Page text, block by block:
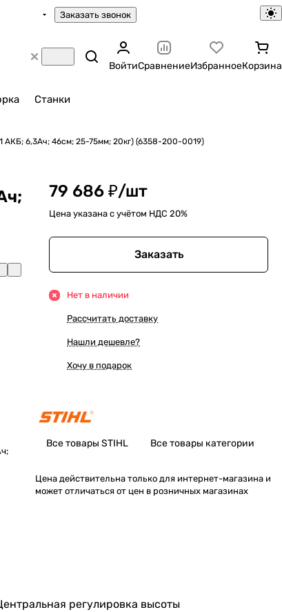
Заказать звонок
ВойтиСравнениеИзбранноеКорзина
Станки
1 АКБ; 6,3Ач; 46cм; 25-75мм; 20кг) (6358-200-0019)
79 686 ₽/шт
Цена указана с учётом НДС 20%
Заказать
Нет в наличии
Рассчитать доставку
Нашли дешевле?
Хочу в подарок
Все товары STIHL Все товары категории
Цена действительна только для интернет-магазина и
может отличаться от цен в розничных магазинах
регулировка высоты